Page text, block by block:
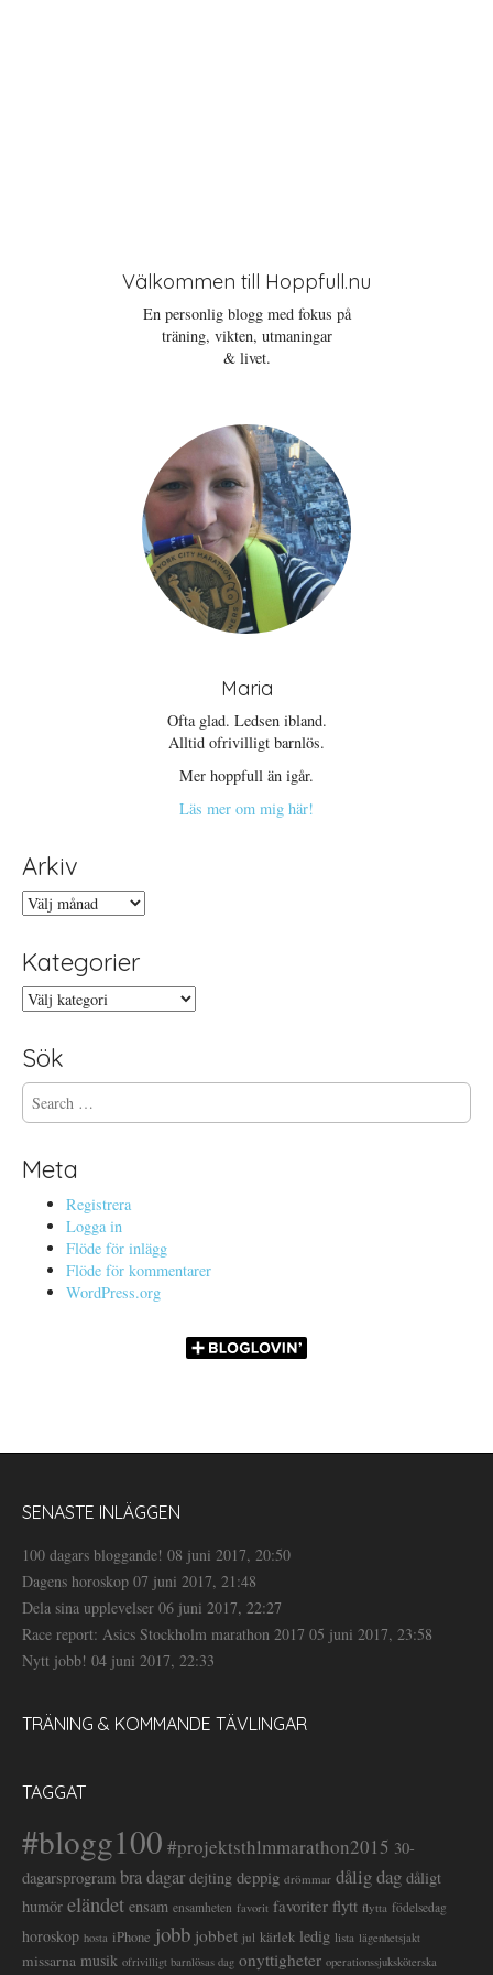
Välkommen till Hoppfull.nu
En personlig blogg med fokus på
träning, vikten, utmaningar
& livet.
Maria
Ofta glad. Ledsen ibland.
Alltid ofrivilligt barnlös.
Mer hoppfull än igår.
Läs mer om mig här!
Arkiv
Arkiv
Kategorier
Kategorier
Sök
S
e
r
cMeta
Registrera
Logga in
Flöde för inlägg
Flöde för kommentarer
WordPress.org
SENASTE INLÄGGEN
100 dagars bloggande! 08 juni 2017, 20:50
Dagens horoskop 07 juni 2017, 21:48
Dela sina upplevelser 06 juni 2017, 22:27
Race report: Asics Stockholm marathon 2017 05 juni 2017, 23:58
Nytt jobb! 04 juni 2017, 22:33
TRÄNING & KOMMANDE TÄVLINGAR
TAGGAT
#blogg100 #projektsthlmmarathon2015 30-
dagarsprogram bra dagar dejting deppig drömmar dålig dag dåligt
humör eländet ensam ensamheten favorit favoriter flytt flytta födelsedag
horoskop hosta iPhone jobb jobbet jul kärlek ledig lista lägenhetsjakt
missarna musik ofrivilligt barnlösas dag onyttigheter operationssjuksköterska